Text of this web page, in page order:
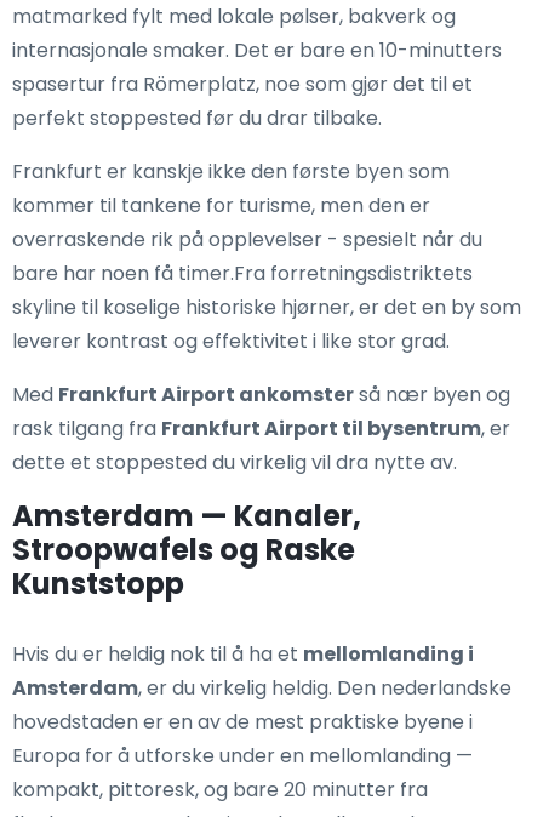
matmarked fylt med lokale pølser, bakverk og
internasjonale smaker. Det er bare en 10-minutters
spasertur fra Römerplatz, noe som gjør det til et
perfekt stoppested før du drar tilbake.
Frankfurt er kanskje ikke den første byen som
kommer til tankene for turisme, men den er
overraskende rik på opplevelser - spesielt når du
bare har noen få timer.Fra forretningsdistriktets
skyline til koselige historiske hjørner, er det en by som
leverer kontrast og effektivitet i like stor grad.
Med Frankfurt Airport ankomsterså nær byen og
rask tilgang fra Frankfurt Airport til bysentrum, er
dette et stoppested du virkelig vil dra nytte av.
Amsterdam — Kanaler,
Stroopwafels og Raske
Kunststopp
Hvis du er heldig nok til å ha et mellomlanding i
Amsterdam, er du virkelig heldig. Den nederlandske
hovedstaden er en av de mest praktiske byene i
Europa for å utforske under en mellomlanding —
kompakt, pittoresk, og bare 20 minutter fra